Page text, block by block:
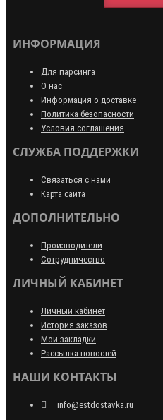
ИНФОРМАЦИЯ
Для парсинга
О нас
Информация о доставке
Политика безопасности
Условия соглашения
СЛУЖБА ПОДДЕРЖКИ
Связаться с нами
Карта сайта
ДОПОЛНИТЕЛЬНО
Производители
Сотрудничество
ЛИЧНЫЙ КАБИНЕТ
Личный кабинет
История заказов
Мои закладки
Рассылка новостей
НАШИ КОНТАКТЫ
info@estdostavka.ru